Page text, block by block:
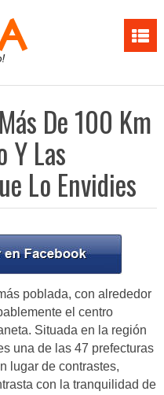
De 100 Km
Y Las
Lo Envidies
poblada, con alrededor
el centro
Situada en la región
una de las 47 prefecturas
lugar de contrastes,
con la tranquilidad de